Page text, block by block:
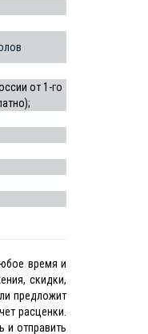
от 1-го
время и
скидки,
предложит
расценки.
и отправить